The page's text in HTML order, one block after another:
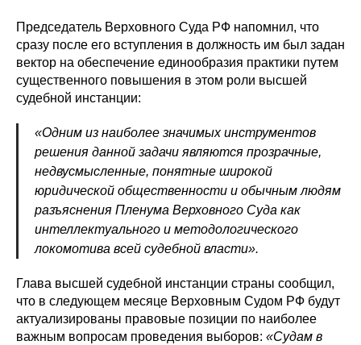
Председатель Верховного Суда РФ напомнил, что
сразу после его вступления в должность им был задан
вектор на обеспечение единообразия практики путем
существенного повышения в этом роли высшей
судебной инстанции:
«Одним из наиболее значимых инструментов
решения данной задачи являются прозрачные,
недвусмысленные, понятные широкой
юридической общественности и обычным людям
разъяснения Пленума Верховного Суда как
интеллектуального и методологического
локомотива всей судебной власти».
Глава высшей судебной инстанции страны сообщил,
что в следующем месяце Верховным Судом РФ будут
актуализированы правовые позиции по наиболее
важным вопросам проведения выборов: «Судам в